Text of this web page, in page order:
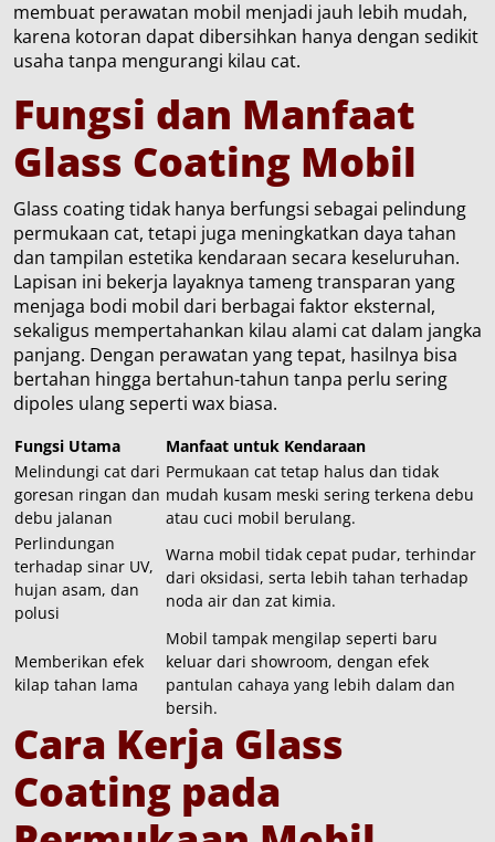
membuat perawatan mobil menjadi jauh lebih mudah,
karena kotoran dapat dibersihkan hanya dengan sedikit
usaha tanpa mengurangi kilau cat.
Fungsi dan Manfaat
Glass Coating Mobil
Glass coating tidak hanya berfungsi sebagai pelindung
permukaan cat, tetapi juga meningkatkan daya tahan
dan tampilan estetika kendaraan secara keseluruhan.
Lapisan ini bekerja layaknya tameng transparan yang
menjaga bodi mobil dari berbagai faktor eksternal,
sekaligus mempertahankan kilau alami cat dalam jangka
panjang. Dengan perawatan yang tepat, hasilnya bisa
bertahan hingga bertahun-tahun tanpa perlu sering
dipoles ulang seperti wax biasa.
Fungsi Utama
Manfaat untuk Kendaraan
Melindungi cat dari
goresan ringan dan
debu jalanan
Permukaan cat tetap halus dan tidak
mudah kusam meski sering terkena debu
atau cuci mobil berulang.
Perlindungan
terhadap sinar UV,
hujan asam, dan
polusi
Warna mobil tidak cepat pudar, terhindar
dari oksidasi, serta lebih tahan terhadap
noda air dan zat kimia.
Memberikan efek
kilap tahan lama
Mobil tampak mengilap seperti baru
keluar dari showroom, dengan efek
pantulan cahaya yang lebih dalam dan
bersih.
Cara Kerja Glass
Coating pada